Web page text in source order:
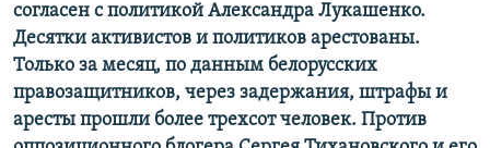
согласен с политикой Александра Лукашенко.
Десятки активистов и политиков арестованы.
Только за месяц, по данным белорусских
правозащитников, через задержания, штрафы и
аресты прошли более трехсот человек. Против